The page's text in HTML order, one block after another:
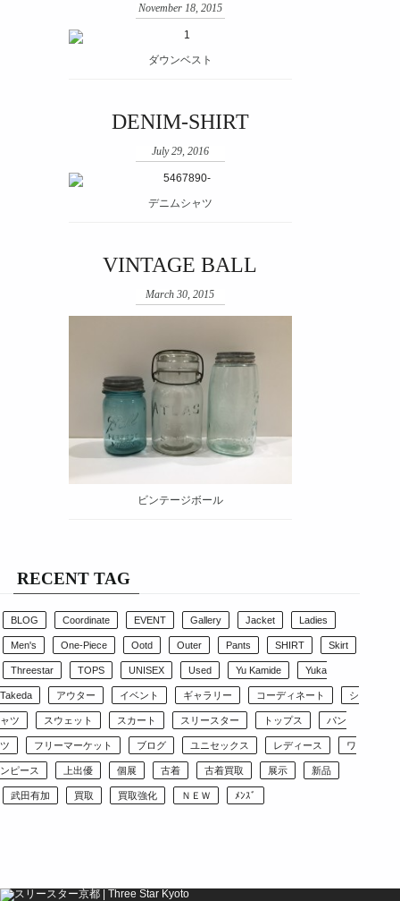
November 18, 2015
ダウンベスト
DENIM-SHIRT
July 29, 2016
デニムシャツ
VINTAGE BALL
March 30, 2015
ビンテージボール
RECENT TAG
BLOG Coordinate EVENT Gallery Jacket Ladies
Men's One-Piece Ootd Outer Pants SHIRT Skirt
Threestar TOPS UNISEX Used Yu Kamide Yuka
Takeda アウター イベント ギャラリー コーディネート シ
ャツ スウェット スカート スリースター トップス パン
ツ フリーマーケット ブログ ユニセックス レディース ワ
ンピース 上出優 個展 古着 古着買取 展示 新品
武田有加 買取 買取強化 ＮＥＷ ﾒﾝｽﾞ